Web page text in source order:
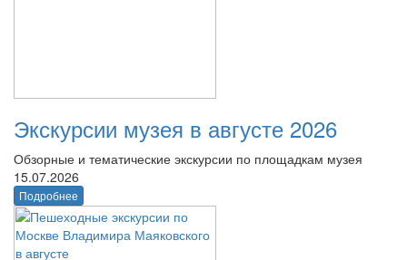
Экскурсии музея в августе 2026
Обзорные и тематические экскурсии по площадкам музея
15.07.2026
Подробнее